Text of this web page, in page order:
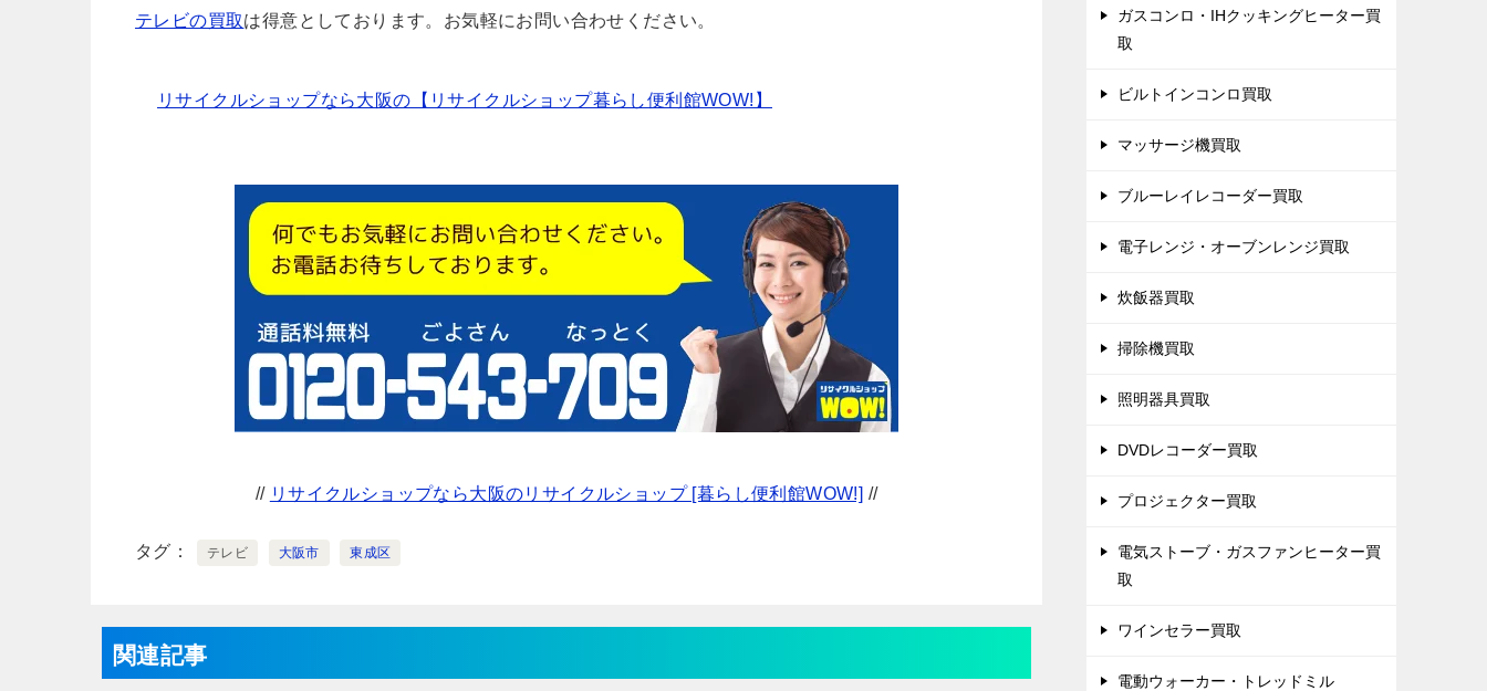
テレビの買取は得意としております。お気軽にお問い合わせください。
リサイクルショップなら大阪の【リサイクルショップ暮らし便利館WOW!】
// リサイクルショップなら大阪のリサイクルショップ [暮らし便利館WOW!] //
タグ テレビ 大阪市 東成区
関連記事
ガスコンロ・IHクッキングヒーター買
取
ビルトインコンロ買取
マッサージ機買取
ブルーレイレコーダー買取
電子レンジ・オーブンレンジ買取
炊飯器買取
掃除機買取
照明器具買取
DVDレコーダー買取
プロジェクター買取
電気ストーブ・ガスファンヒーター買
取
ワインセラー買取
電動ウォーカー・トレッドミル